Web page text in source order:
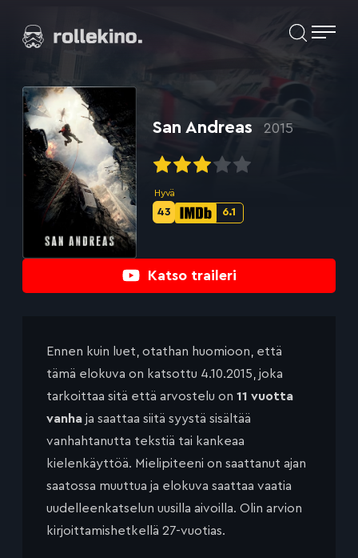
suoraan
Elokuvat ja elokuva-arviot | Rollekino.fi
jälkeen.
Katso traileri
San Andreas 2015
Hyvä
IMDb-
6.1
Metascore-
43
Ennen kuin luet, otathan huomioon, että
tämä elokuva on katsottu 4.10.2015, joka
tarkoittaa sitä että arvostelu on 11 vuotta
vanha ja saattaa siitä syystä sisältää
vanhahtanutta tekstiä tai kankeaa
kielenkäyttöä. Mielipiteeni on saattanut ajan
saatossa muuttua ja elokuva saattaa vaatia
uudelleenkatselun uusilla aivoilla. Olin arvion
kirjoittamishetkellä 27-vuotias.